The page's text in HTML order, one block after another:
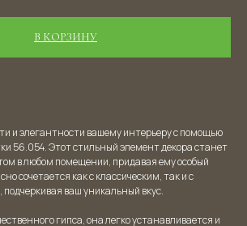
В КОРЗИНУ
и элегантности вашему интерьеру с помощью
56.054. Этот стильный элемент декора станет
в любом помещении, придавая ему особый
сочетается как с классическим, так и с
ваш уникальный вкус.
гипса, она легко устанавливается и